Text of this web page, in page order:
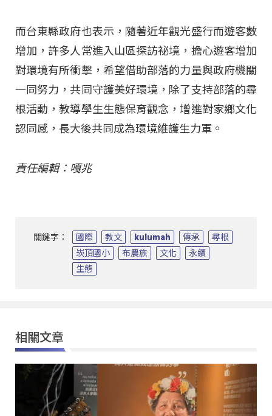
而台東縣政府也表示，隨著近年觀光盛行而遊客數
增加，許多人常進入山區探訪祕境，擔心遊客增加
對環境有所衝擊，希望借助部落的力量與政府機關
一同努力，共同守護美好環境，除了支持部落的尋
根活動，教導學生生態保育觀念，增進對家鄉文化
認同感，長大後共同成為環境維護生力軍。
責任編輯：嘎兆
關鍵字： 國際 教文 kulumah 傳承
尋根
崁頂國小
布農族 文化
永續
生態
相關文章